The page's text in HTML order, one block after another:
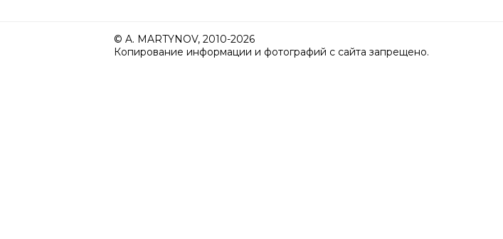
© A. MARTYNOV, 2010-2026
Копирование информации и фотографий с сайта запрещено.